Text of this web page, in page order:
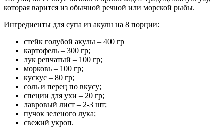
которая варится из обычной речной или морской рыбы.
Ингредиенты для супа из акулы на 8 порции:
стейк голубой акулы – 400 гр
картофель – 300 гр;
лук репчатый – 100 гр;
морковь – 100 гр;
кускус – 80 гр;
соль и перец по вкусу;
специи для ухи – 20 гр;
лавровый лист – 2-3 шт;
пучок зеленого лука;
свежий укроп.